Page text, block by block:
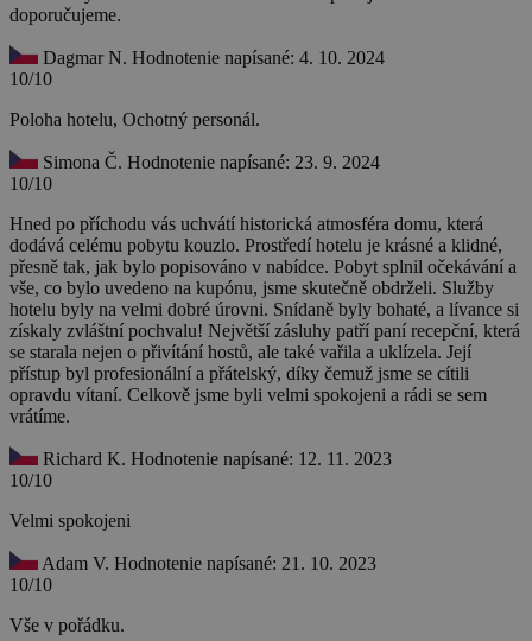
doporučujeme.
Dagmar N. Hodnotenie napísané: 4. 10. 2024
10/10
Poloha hotelu, Ochotný personál.
Simona Č. Hodnotenie napísané: 23. 9. 2024
10/10
Hned po příchodu vás uchvátí historická atmosféra domu, která
dodává celému pobytu kouzlo. Prostředí hotelu je krásné a klidné,
přesně tak, jak bylo popisováno v nabídce. Pobyt splnil očekávání a
vše, co bylo uvedeno na kupónu, jsme skutečně obdrželi. Služby
hotelu byly na velmi dobré úrovni. Snídaně byly bohaté, a lívance si
získaly zvláštní pochvalu! Největší zásluhy patří paní recepční, která
se starala nejen o přivítání hostů, ale také vařila a uklízela. Její
přístup byl profesionální a přátelský, díky čemuž jsme se cítili
opravdu vítaní. Celkově jsme byli velmi spokojeni a rádi se sem
vrátíme.
Richard K. Hodnotenie napísané: 12. 11. 2023
10/10
Velmi spokojeni
Adam V. Hodnotenie napísané: 21. 10. 2023
10/10
Vše v pořádku.